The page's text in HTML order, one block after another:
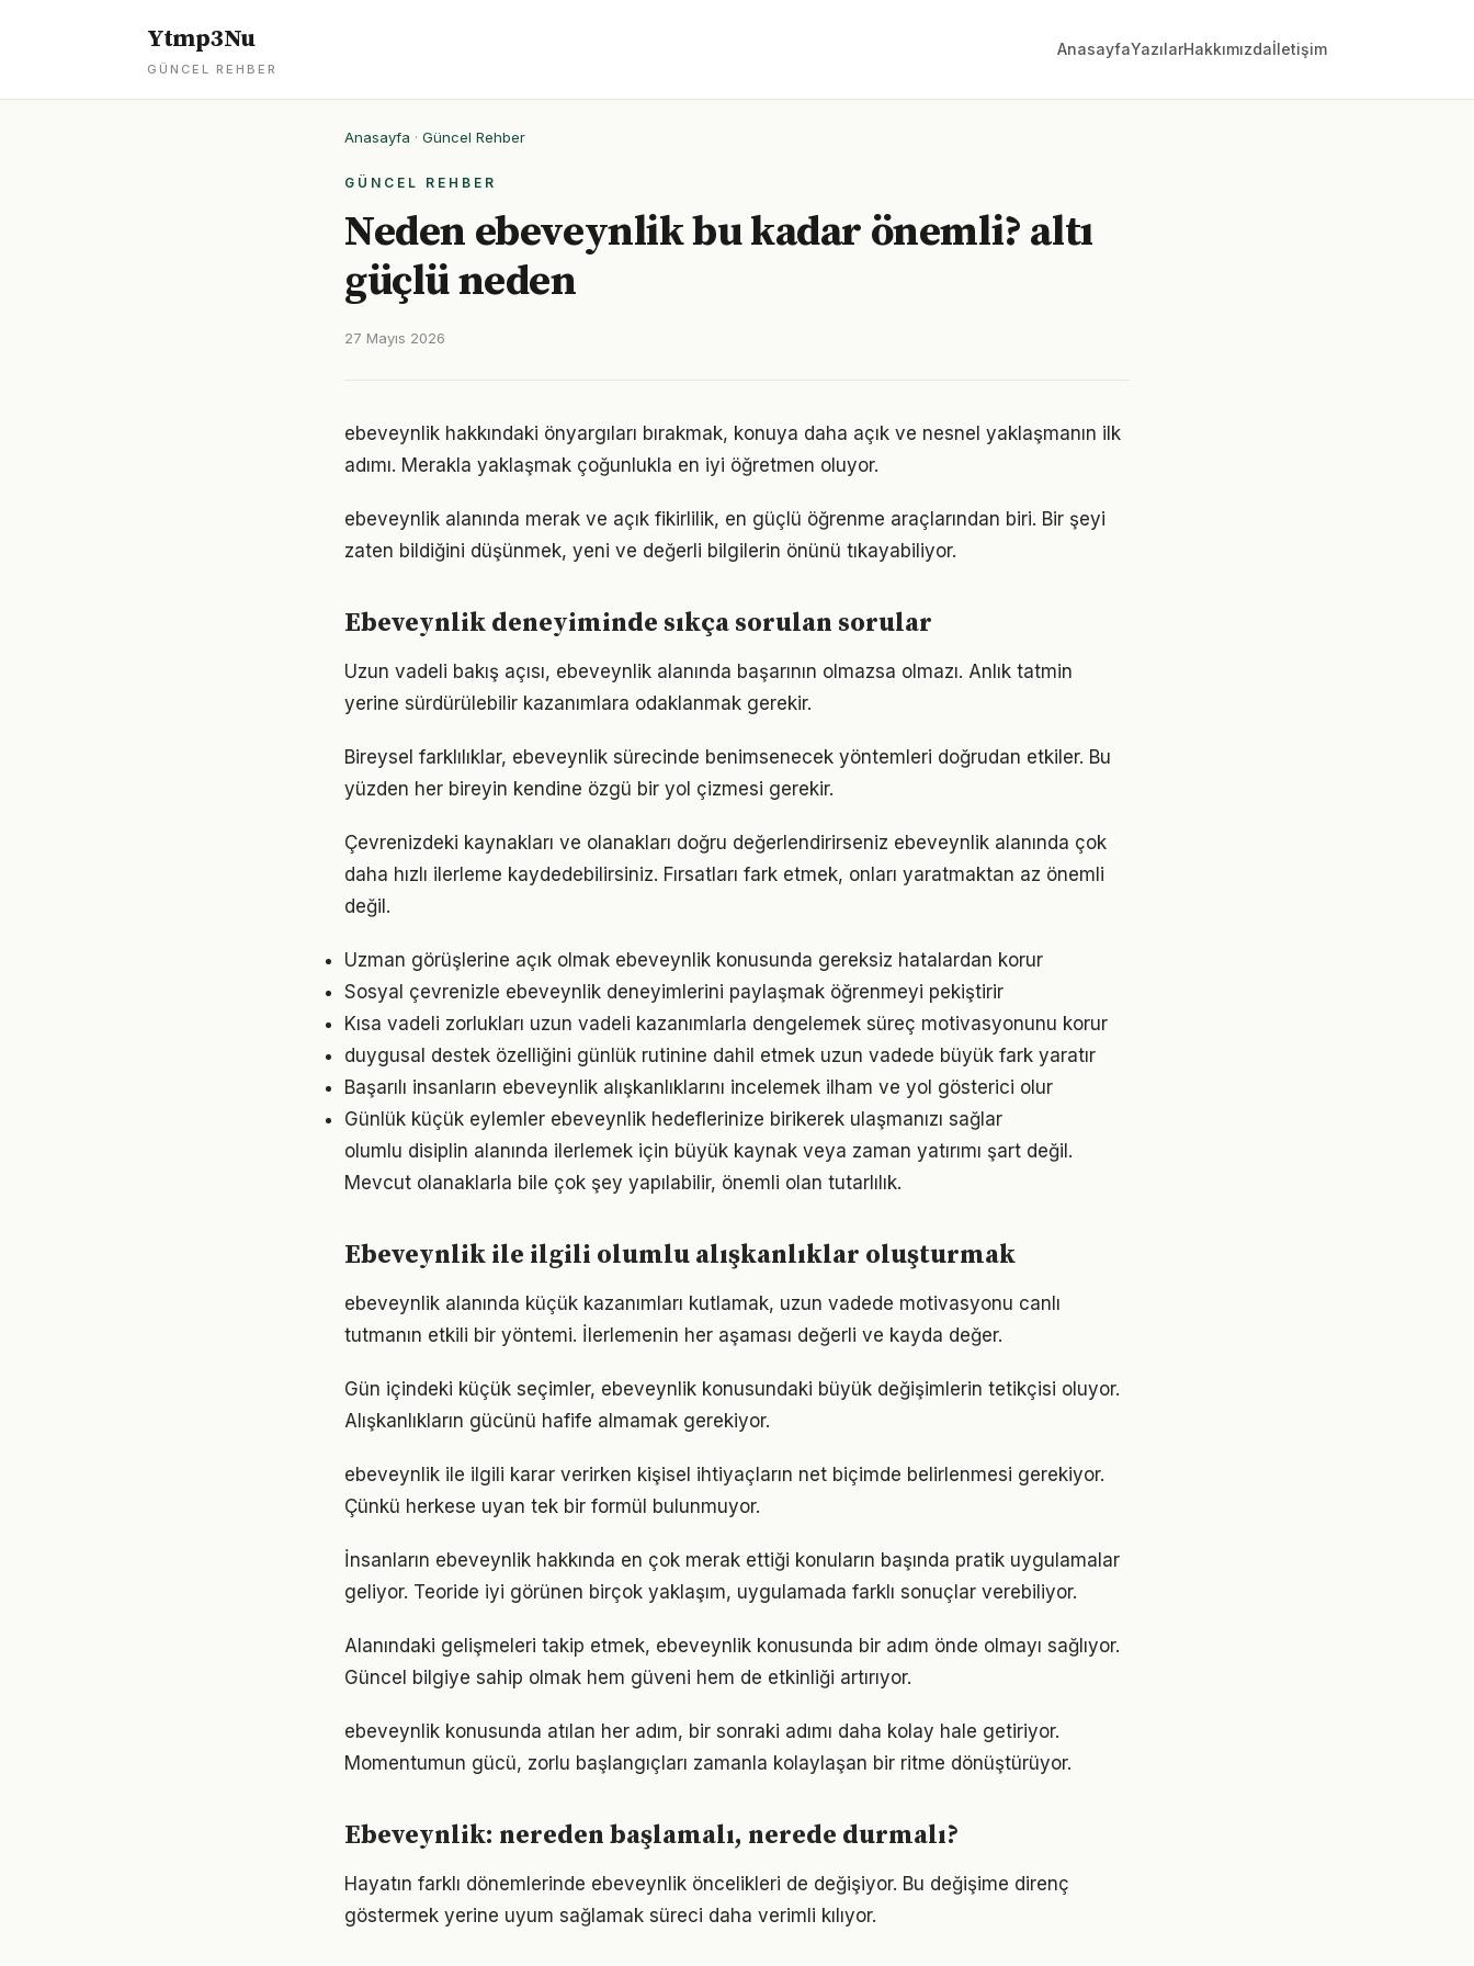
Ytmp3Nu
GÜNCEL REHBER
AnasayfaYazılarHakkımızdaİletişim
Anasayfa · Güncel Rehber
GÜNCEL REHBER
Neden ebeveynlik bu kadar önemli? altı
güçlü neden
27 Mayıs 2026
ebeveynlik hakkındaki önyargıları bırakmak, konuya daha açık ve nesnel yaklaşmanın ilk
adımı. Merakla yaklaşmak çoğunlukla en iyi öğretmen oluyor.
ebeveynlik alanında merak ve açık fikirlilik, en güçlü öğrenme araçlarından biri. Bir şeyi
zaten bildiğini düşünmek, yeni ve değerli bilgilerin önünü tıkayabiliyor.
Ebeveynlik deneyiminde sıkça sorulan sorular
Uzun vadeli bakış açısı, ebeveynlik alanında başarının olmazsa olmazı. Anlık tatmin
yerine sürdürülebilir kazanımlara odaklanmak gerekir.
Bireysel farklılıklar, ebeveynlik sürecinde benimsenecek yöntemleri doğrudan etkiler. Bu
yüzden her bireyin kendine özgü bir yol çizmesi gerekir.
Çevrenizdeki kaynakları ve olanakları doğru değerlendirirseniz ebeveynlik alanında çok
daha hızlı ilerleme kaydedebilirsiniz. Fırsatları fark etmek, onları yaratmaktan az önemli
değil.
Uzman görüşlerine açık olmak ebeveynlik konusunda gereksiz hatalardan korur
Sosyal çevrenizle ebeveynlik deneyimlerini paylaşmak öğrenmeyi pekiştirir
Kısa vadeli zorlukları uzun vadeli kazanımlarla dengelemek süreç motivasyonunu korur
duygusal destek özelliğini günlük rutinine dahil etmek uzun vadede büyük fark yaratır
Başarılı insanların ebeveynlik alışkanlıklarını incelemek ilham ve yol gösterici olur
Günlük küçük eylemler ebeveynlik hedeflerinize birikerek ulaşmanızı sağlar
olumlu disiplin alanında ilerlemek için büyük kaynak veya zaman yatırımı şart değil.
Mevcut olanaklarla bile çok şey yapılabilir, önemli olan tutarlılık.
Ebeveynlik ile ilgili olumlu alışkanlıklar oluşturmak
ebeveynlik alanında küçük kazanımları kutlamak, uzun vadede motivasyonu canlı
tutmanın etkili bir yöntemi. İlerlemenin her aşaması değerli ve kayda değer.
Gün içindeki küçük seçimler, ebeveynlik konusundaki büyük değişimlerin tetikçisi oluyor.
Alışkanlıkların gücünü hafife almamak gerekiyor.
ebeveynlik ile ilgili karar verirken kişisel ihtiyaçların net biçimde belirlenmesi gerekiyor.
Çünkü herkese uyan tek bir formül bulunmuyor.
İnsanların ebeveynlik hakkında en çok merak ettiği konuların başında pratik uygulamalar
geliyor. Teoride iyi görünen birçok yaklaşım, uygulamada farklı sonuçlar verebiliyor.
Alanındaki gelişmeleri takip etmek, ebeveynlik konusunda bir adım önde olmayı sağlıyor.
Güncel bilgiye sahip olmak hem güveni hem de etkinliği artırıyor.
ebeveynlik konusunda atılan her adım, bir sonraki adımı daha kolay hale getiriyor.
Momentumun gücü, zorlu başlangıçları zamanla kolaylaşan bir ritme dönüştürüyor.
Ebeveynlik: nereden başlamalı, nerede durmalı?
Hayatın farklı dönemlerinde ebeveynlik öncelikleri de değişiyor. Bu değişime direnç
göstermek yerine uyum sağlamak süreci daha verimli kılıyor.